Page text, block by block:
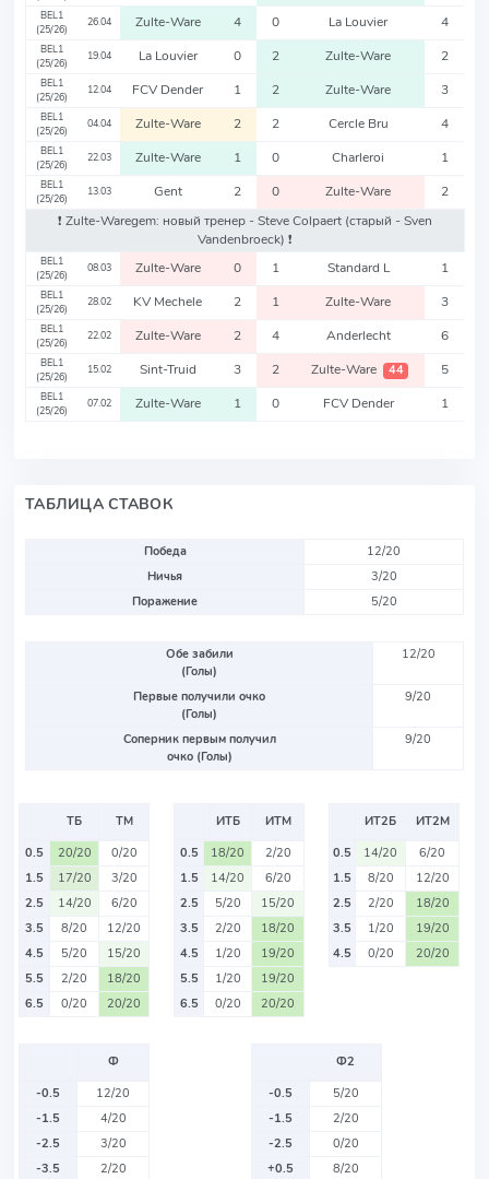
BEL1
(25/26)
26.04 Zulte-Ware 4 0 La Louvier 4
BEL1
(25/26)
19.04 La Louvier 0 2 Zulte-Ware 2
BEL1
(25/26)
12.04 FCV Dender 1 2 Zulte-Ware 3
BEL1
(25/26)
04.04 Zulte-Ware 2 2 Cercle Bru 4
BEL1
(25/26)
22.03 Zulte-Ware 1 0 Charleroi 1
BEL1
(25/26)
13.03 Gent 2 0 Zulte-Ware
2
❗️ Zulte-Waregem: новый тренер - Steve Colpaert (старый - Sven
Vandenbroeck) ❗️
BEL1
(25/26)
08.03 Zulte-Ware 0 1 Standard L 1
BEL1
(25/26)
28.02 KV Mechele 2 1 Zulte-Ware 3
BEL1
(25/26)
22.02 Zulte-Ware 2 4 Anderlecht 6
BEL1
(25/26)
15.02 Sint-Truid 3 2 Zulte-Ware 44 5
BEL1
(25/26)
07.02 Zulte-Ware 1 0 FCV Dender 1
ТАБЛИЦА СТАВОК
Победа
12/20
Ничья
3/20
Поражение
5/20
Обе забили
(Голы)
12/20
Первые получили очко
(Голы)
9/20
Соперник первым получил
очко (Голы)
9/20
ТБ
ТМ
0.5
20/20
0/20
1.5
17/20
3/20
2.5
14/20
6/20
3.5
8/20
12/20
4.5
5/20
15/20
5.5
2/20
18/20
6.5
0/20 20/20
ИТБ
ИТМ
0.5
18/20
2/20
1.5
14/20
6/20
2.5
5/20
15/20
3.5
2/20
18/20
4.5
1/20
19/20
5.5
1/20
19/20
6.5
0/20 20/20
ИТ2Б
ИТ2М
0.5
14/20
6/20
1.5
8/20
12/20
2.5
2/20
18/20
3.5
1/20
19/20
4.5
0/20 20/20
Ф
-0.5
12/20
-1.5
4/20
-2.5
3/20
-3.5
2/20
Ф2
-0.5
5/20
-1.5
2/20
-2.5
0/20
+0.5
8/20